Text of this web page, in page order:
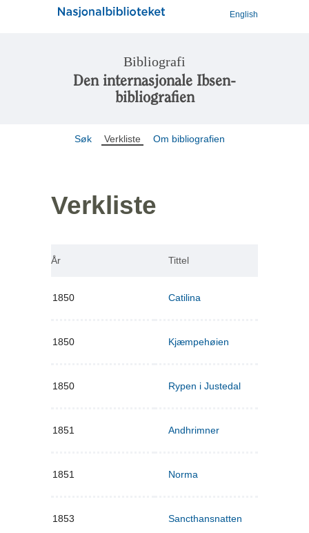
English
Bibliografi
Den internasjonale Ibsen-
bibliografien
Søk Verkliste Om bibliografien
Verkliste
År Tittel
1850 Catilina
1850 Kjæmpehøien
1850 Rypen i Justedal
1851 Andhrimner
1851 Norma
1853 Sancthansnatten